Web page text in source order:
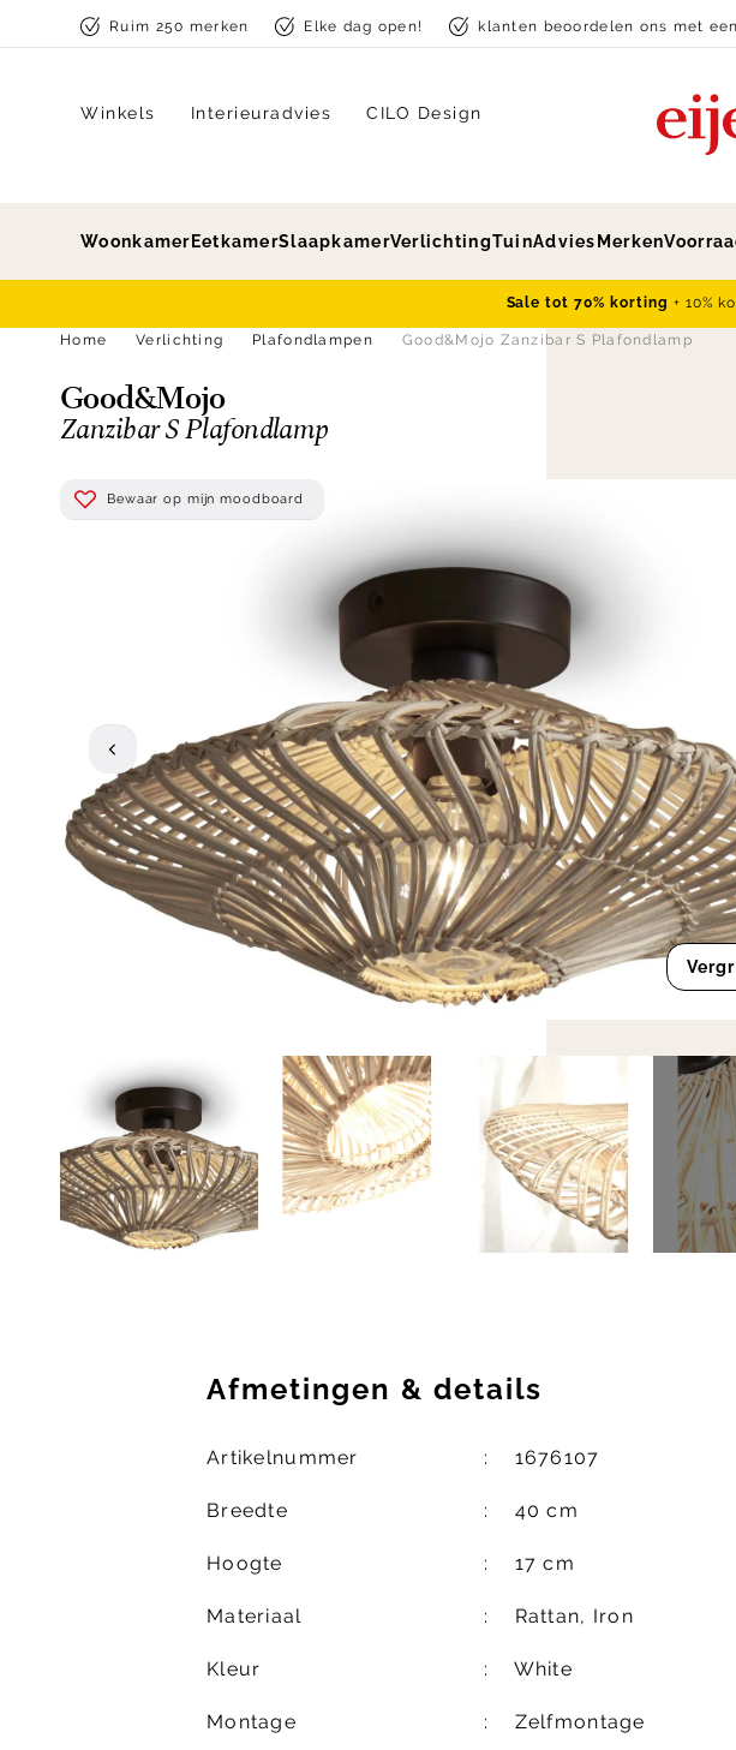
Skip to contentRuim 250 merken Elke dag open! klanten beoordelen ons met
Winkels Interieuradvies CILO Design
Woonkamer EetkamerSlaapkamerVerlichtingTuinAdvies Merken
Sale tot 70% korting + 10%
Home
Verlichting Plafondlampen Good&Mojo Zanzibar S Plafondlamp
Good&Mojo
Zanzibar S Plafondlamp
Bewaar op mijn moodboard
Afmetingen & details
Artikelnummer 1676107
Breedte 40 cm
Hoogte 17 cm
Materiaal Rattan, Iron
Kleur White
Montage Zelfmontage